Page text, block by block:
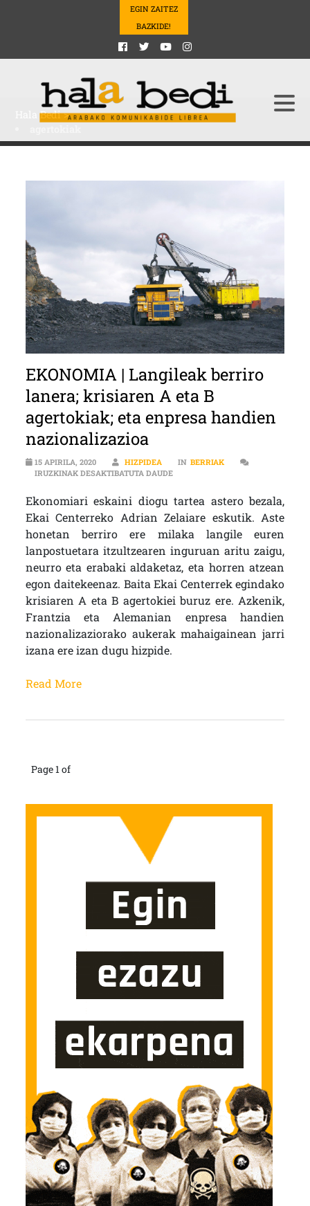
EGIN ZAITEZ
BAZKIDE!
Hala Bedi>
EKONOMIA | Langileak berriro
lanera; krisiaren A eta B
agertokiak; eta enpresa handien
nazionalizazioa
15 APIRILA, 2020 HIZPIDEA IN BERRIAK
IRUZKINAK DESAKTIBATUTA DAUDEEKONOMIA | LANGILEAK BERRIRO
Ekonomiari eskaini diogu tartea astero bezala,
Ekai Centerreko Adrian Zelaiare eskutik. Aste
honetan berriro ere milaka langile euren
lanpostuetara itzultzearen inguruan aritu zaigu,
neurro eta erabaki aldaketaz, eta horren atzean
egon daitekeenaz. Baita Ekai Centerrek egindako
krisiaren A eta B agertokiei buruz ere. Azkenik,
Frantzia eta Alemanian enpresa handien
nazionalizaziorako aukerak mahaigainean jarri
izana ere izan dugu hizpide.
Read More
Page 1 of